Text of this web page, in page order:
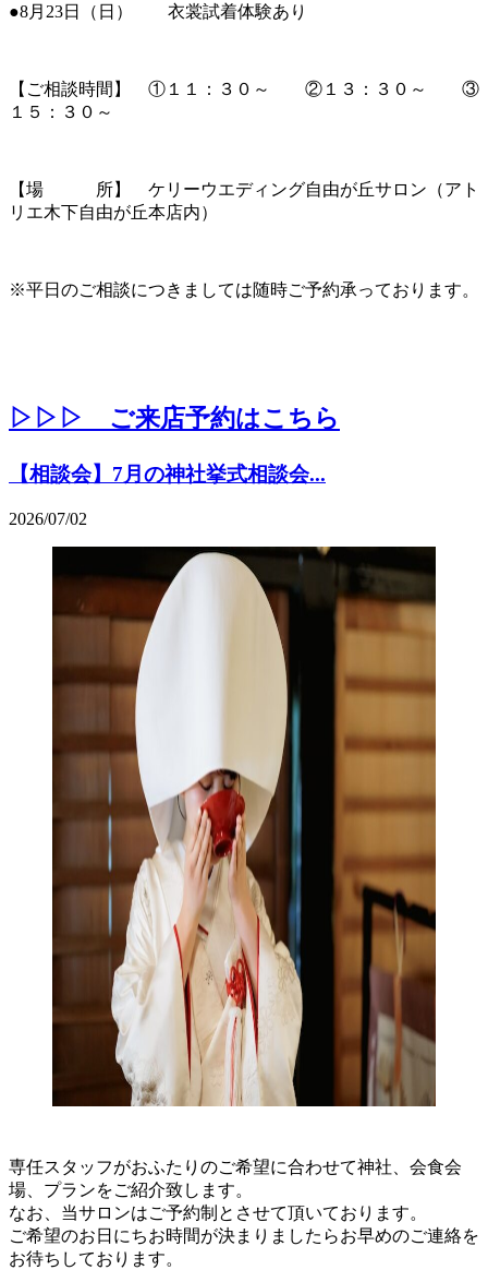
●8月23日（日） 衣裳試着体験あり
【ご相談時間】 ①１１：３０～ ②１３：３０～ ③
１５：３０～
【場 所】 ケリーウエディング自由が丘サロン（アト
リエ木下自由が丘本店内）
※平日のご相談につきましては随時ご予約承っております。
▷▷▷ ご来店予約はこちら
【相談会】7月の神社挙式相談会...
2026/07/02
専任スタッフがおふたりのご希望に合わせて神社、会食会
場、プランをご紹介致します。
なお、当サロンはご予約制とさせて頂いております。
ご希望のお日にちお時間が決まりましたらお早めのご連絡を
お待ちしております。